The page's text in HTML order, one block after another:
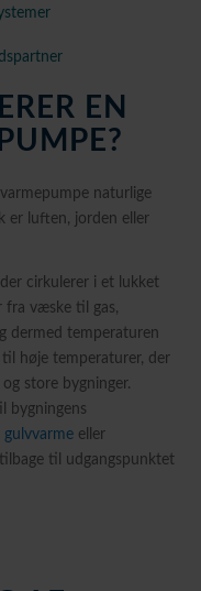
EN
naturlige
er luften, jorden eller
cirkulerer i et lukket
fra væske til gas,
dermed temperaturen
høje temperaturer, der
store bygninger.
bygningens
gulvvarme eller
til udgangspunktet